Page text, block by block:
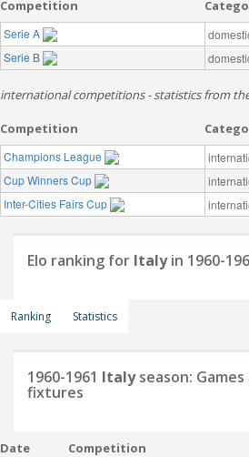
Competition
Serie A
Serie B
international competitions - statistics from
Competition
Champions League
Cup Winners Cup
Inter-Cities Fairs Cup
Elo ranking for Italyin 1960-
Ranking Statistics
1960-1961 Italyseason:
fixtures
Date Competition